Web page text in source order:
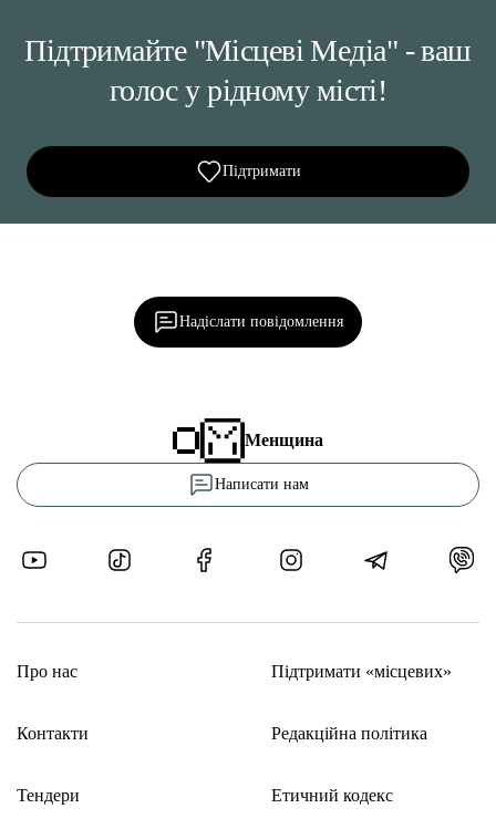
Підтримайте "Місцеві Медіа" - ваш
голос у рідному місті!
Підтримати
Надіслати повідомлення
Менщина
Написати нам
Про нас
Контакти
Тендери
Підтримати «місцевих»
Редакційна політика
Етичний кодекс